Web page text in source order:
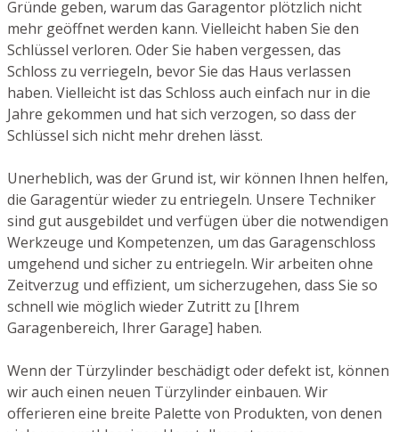
Gründe geben, warum das Garagentor plötzlich nicht
mehr geöffnet werden kann. Vielleicht haben Sie den
Schlüssel verloren. Oder Sie haben vergessen, das
Schloss zu verriegeln, bevor Sie das Haus verlassen
haben. Vielleicht ist das Schloss auch einfach nur in die
Jahre gekommen und hat sich verzogen, so dass der
Schlüssel sich nicht mehr drehen lässt.
Unerheblich, was der Grund ist, wir können Ihnen helfen,
die Garagentür wieder zu entriegeln. Unsere Techniker
sind gut ausgebildet und verfügen über die notwendigen
Werkzeuge und Kompetenzen, um das Garagenschloss
umgehend und sicher zu entriegeln. Wir arbeiten ohne
Zeitverzug und effizient, um sicherzugehen, dass Sie so
schnell wie möglich wieder Zutritt zu [Ihrem
Garagenbereich, Ihrer Garage] haben.
Wenn der Türzylinder beschädigt oder defekt ist, können
wir auch einen neuen Türzylinder einbauen. Wir
offerieren eine breite Palette von Produkten, von denen